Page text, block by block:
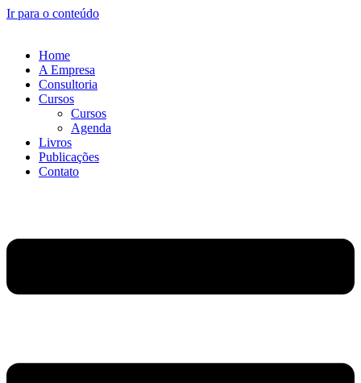
Ir para o conteúdo
Home
A Empresa
Consultoria
Cursos
Cursos
Agenda
Livros
Publicações
Contato